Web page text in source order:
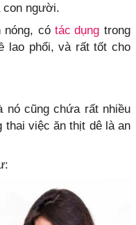
con người.
nóng, cótác dụng trong
lao phổi, và rất tốt cho
nó cũng chứa rất nhiều
việc ăn thịt dê là an